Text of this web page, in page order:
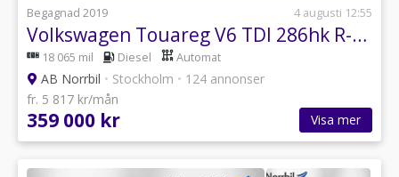
Begagnad 2019 4 augusti 12:55
Volkswagen Touareg V6 TDI 286hk R-Line Black Drag/värmare/MOMS
18 065 mil Diesel Automat
AB Norrbil • Stockholm • 124 annonser
fr. 5 817 kr/mån
359 000 kr Visa mer